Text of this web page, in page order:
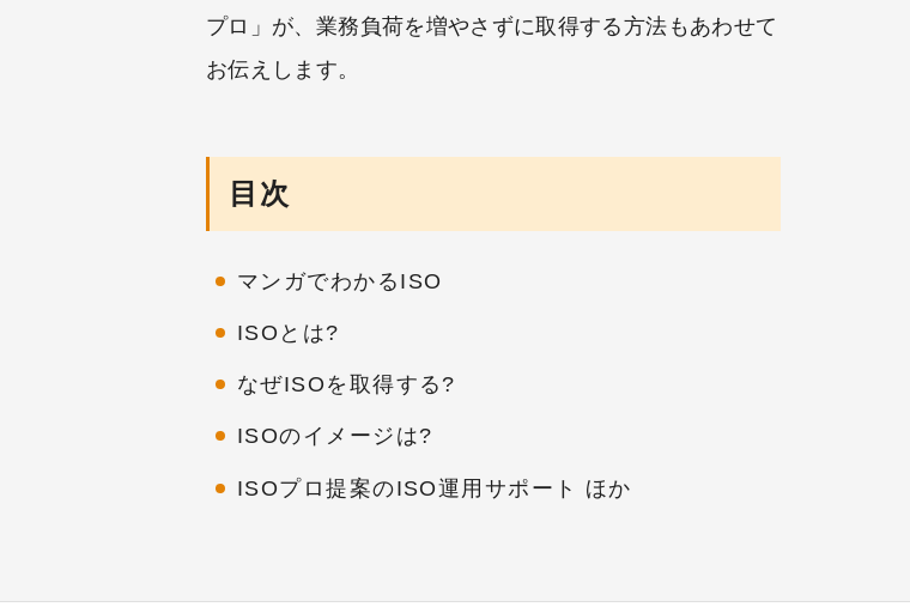
プロ」が、業務負荷を増やさずに取得する方法もあわせて
お伝えします。
目次
マンガでわかるISO
ISOとは?
なぜISOを取得する?
ISOのイメージは?
ISOプロ提案のISO運用サポート ほか